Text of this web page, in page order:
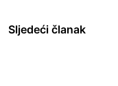
Sljedeći članak